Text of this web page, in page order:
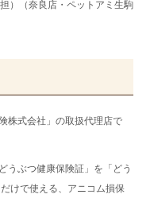
）（奈良店・ペットアミ生駒
株式会社」の取扱代理店で
うぶつ健康保険証」を「どう
けで使える、アニコム損保